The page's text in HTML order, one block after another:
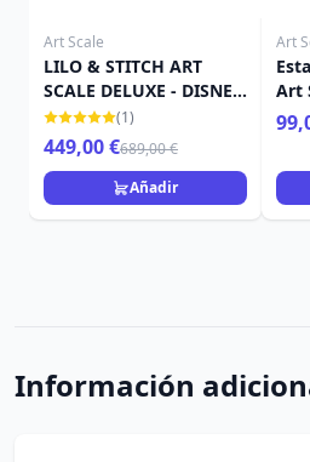
Art Scale
LILO & STITCH ART
SCALE DELUXE - DISNEY
LILO & STITCH
(1)
449,00 €689,00 €
Añadir
Art
Art
cm
Información